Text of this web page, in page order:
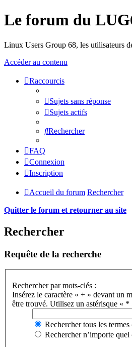
Le forum du
Linux Users Group 68, les utilisateurs
Accéder au contenu
Raccourcis
Sujets sans réponse
Sujets actifs
Rechercher
FAQ
Connexion
Inscription
Accueil du forum Rechercher
Quitter le forum et retourner au site
Rechercher
Requête de la recherche
Rechercher par mots-clés :
Insérez le caractère « + » devant un
être trouvé. Utilisez un astérisque « *
Rechercher tous les
Rechercher n’importe quel